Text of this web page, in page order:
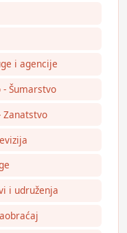
i agencije
Šumarstvo
Zanatstvo
i udruženja